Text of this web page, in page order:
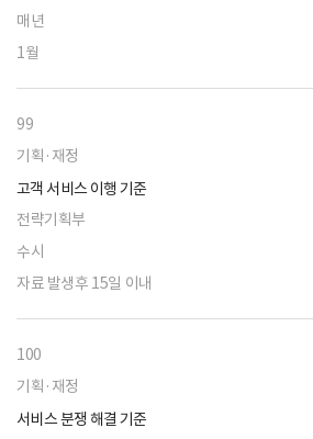
매년
1월
99
기획·재정
고객 서비스 이행 기준
전략기획부
수시
자료 발생후 15일 이내
100
기획·재정
서비스 분쟁 해결 기준